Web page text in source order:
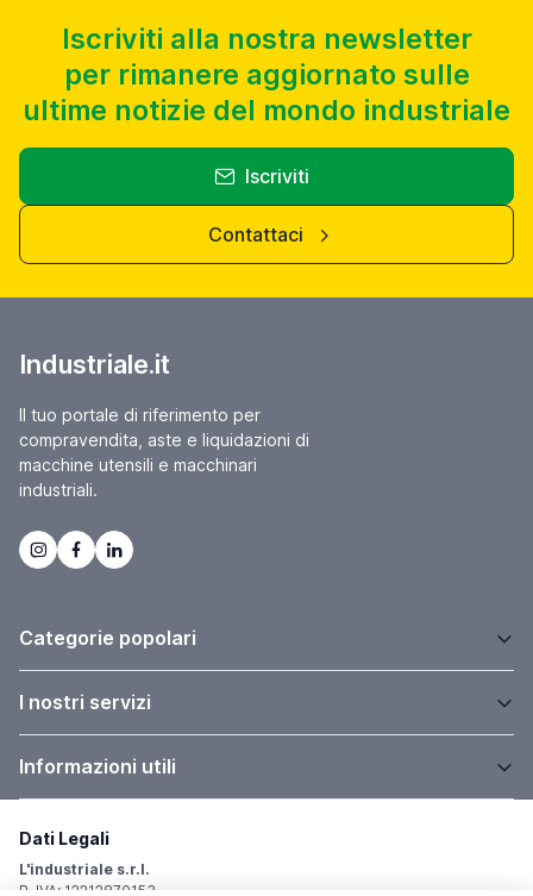
Iscriviti alla nostra newsletter
per rimanere aggiornato sulle
ultime notizie del mondo industriale
Iscriviti
Contattaci
Industriale.it
Il tuo portale di riferimento per
compravendita, aste e liquidazioni di
macchine utensili e macchinari
industriali.
Categorie popolari
I nostri servizi
Informazioni utili
Dati Legali
L'industriale s.r.l.
P. IVA: 12212870153